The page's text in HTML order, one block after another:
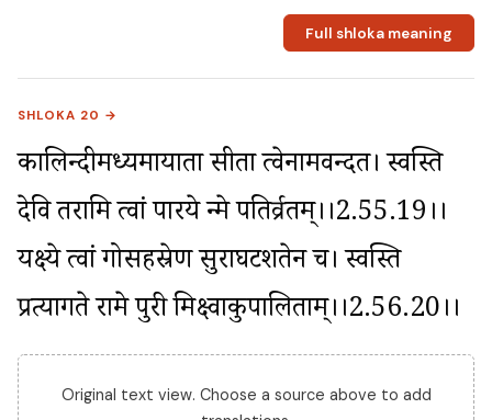
Full shloka meaning
SHLOKA 20 →
कालिन्दीमध्यमायाता सीता त्वेनामवन्दत। स्वस्ति
देवि तरामि त्वां पारये न्मे पतिर्व्रतम्।।2.55.19।।
यक्ष्ये त्वां गोसहस्रेण सुराघटशतेन च। स्वस्ति
प्रत्यागते रामे पुरी मिक्ष्वाकुपालिताम्।।2.56.20।।
Original text view. Choose a source above to add